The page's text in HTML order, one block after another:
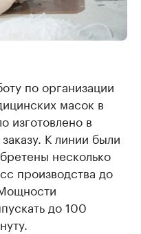
по организации
масок в
изготовлено в
К линии были
несколько
производства до
до 100